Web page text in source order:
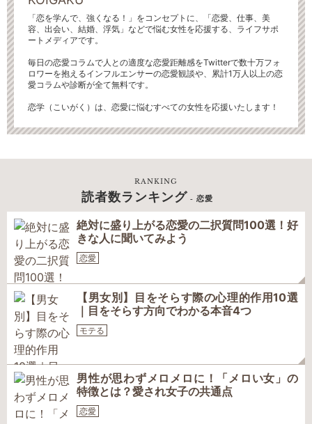
「恋を学んで、強くなる！」をコンセプトに、「恋愛、仕事、美
容、出会い、結婚、浮気」などで悩む女性を応援する、ライフサポ
ートメディアです。
毎日の恋愛コラムで人との適度な恋愛距離感をTwitterで数十万フォ
ロワーを抱えるインフルエンサーの恋愛観談や、累計1万人以上の恋
愛コラムや診断が全て無料です。
恋学（こいがく）は、恋愛に悩むすべての女性を応援いたします！
RANKING
読者数ランキング - 恋愛
絶対に盛り上がる恋愛の二択質問100選！好
きな人に聞いてみよう
恋愛
【男女別】目をそらす際の心理的作用10選
｜目をそらす方向でわかる本音4つ
モテる
男性が思わずメロメロに！「メロい女」の
特徴とは？愛され女子の共通点
恋愛